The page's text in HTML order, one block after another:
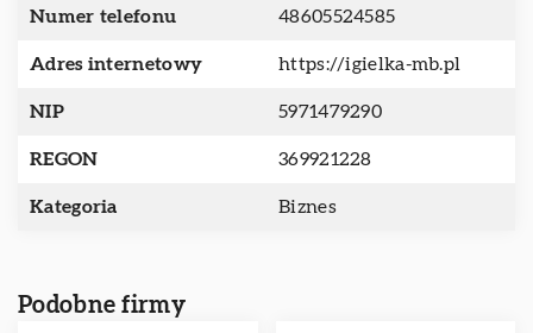
Numer telefonu 48605524585
Adres internetowy https://igielka-mb.pl
NIP 5971479290
REGON 369921228
Kategoria Biznes
Podobne firmy